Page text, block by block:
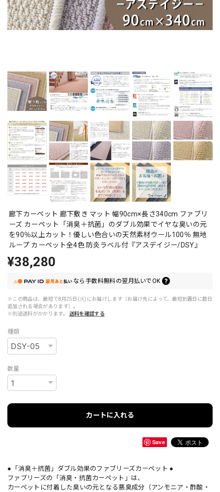
廊下カーペット 廊下敷き マット 幅90cm×長さ340cm ファブリ
ーズ カーペット「消臭＋抗菌」のダブル効果でイヤな臭いの元
を90％以上カット！優しい色合いの天然素材ウール100％ 無地
ループ カーペット全4色 防炎ラベル付『アスデイジー/DSY』
¥38,280
なら 手数料無料の翌月払いでOK
※この商品は、最短で8月25日(火)にお届けします（お届け先によって、最短到着日に数日
追加される場合があります）。
※別途送料がかかります。
送料を確認する
種類
数量
カートに入れる
Save
●「消臭＋抗菌」ダブル効果のファブリーズカーペット ●
ファブリーズの「消臭・抗菌カーペット」は、
カーペットに付着した臭いの元となる悪臭成分（アンモニア・酢酸・